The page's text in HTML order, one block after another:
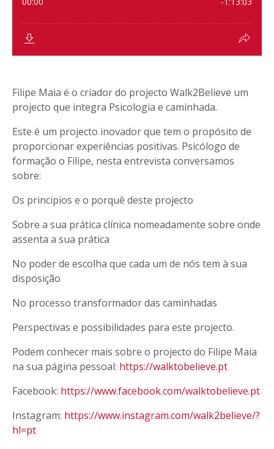
Filipe Maia é o criador do projecto Walk2Believe um
projecto que integra Psicologia e caminhada.
Este é um projecto inovador que tem o propósito de
proporcionar experiências positivas. Psicólogo de
formação o Filipe, nesta entrevista conversamos
sobre:
Os princípios e o porquê deste projecto
Sobre a sua prática clínica nomeadamente sobre onde
assenta a sua prática
No poder de escolha que cada um de nós tem à sua
disposição
No processo transformador das caminhadas
Perspectivas e possibilidades para este projecto.
Podem conhecer mais sobre o projecto do Filipe Maia
na sua página pessoal: https://walktobelieve.pt
Facebook: https://www.facebook.com/walktobelieve.pt
Instagram: https://www.instagram.com/walk2believe/?
hl=pt